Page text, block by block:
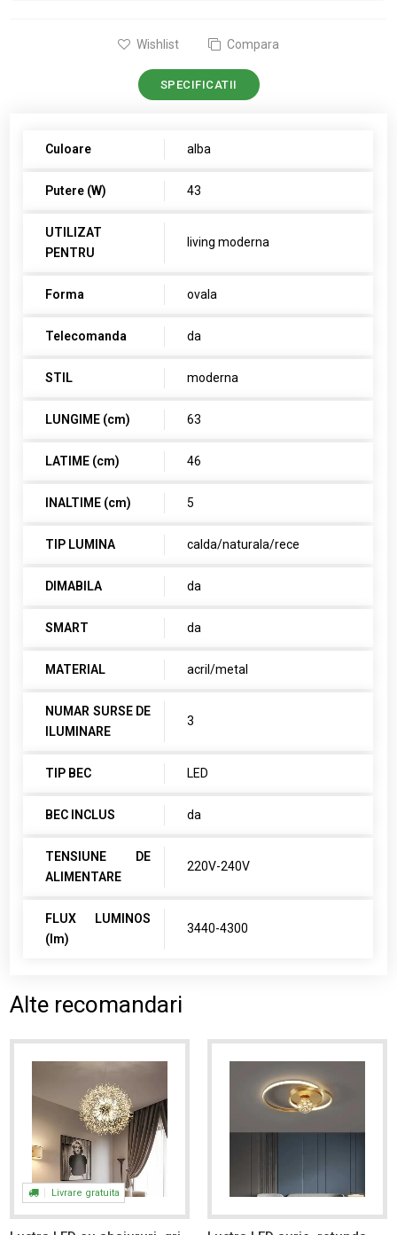
Wishlist Compara
SPECIFICATII
Culoare alba
Putere (W) 43
UTILIZAT
PENTRU
living moderna
Forma ovala
Telecomanda da
STIL moderna
LUNGIME (cm) 63
LATIME (cm) 46
INALTIME (cm) 5
TIP LUMINA calda/naturala/rece
DIMABILA da
SMART da
MATERIAL acril/metal
NUMAR SURSE DE
ILUMINARE
3
TIP BEC LED
BEC INCLUS da
TENSIUNE DE
ALIMENTARE
220V-240V
FLUX LUMINOS
(lm)
3440-4300
Alte recomandari
Livrare gratuita